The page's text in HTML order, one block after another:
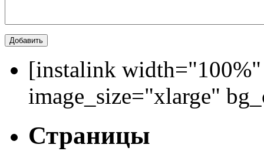
[instalink
image_size="xlarge"
Страницы